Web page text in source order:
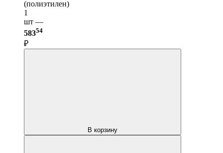
(полиэтилен)
1
шт —
58354
₽
В корзину